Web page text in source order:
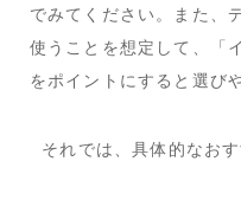
でみてください。また、
使うことを想定して、「
をポイントにすると選び
それでは、具体的なお